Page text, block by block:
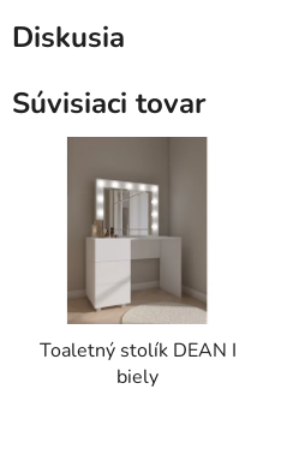
Diskusia
Súvisiaci tovar
Toaletný stolík DEAN I
biely